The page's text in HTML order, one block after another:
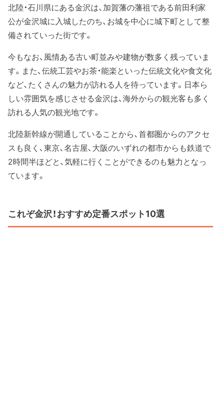
北陸・石川県にある金沢は、加賀藩の藩祖である前田利家
公が金沢城に入城したのち、お城を中心に城下町として整
備されていった街です。
今もなお、風情ある古い町並みや建物が数多く残っていま
す。また、伝統工芸やお茶・能楽といった伝統文化や食文化
など、たくさんの魅力が訪れる人を待っています。日本ら
しい雰囲気を感じさせる金沢は、海外からの観光客も多く
訪れる人気の観光地です。
北陸新幹線が開通していることから、首都圏からのアクセ
スも良く、東京、名古屋、大阪のいずれの都市からも鉄道で
2時間半ほどと、気軽に行くことができるのも魅力となっ
ています。
これぞ金沢！おすすめ定番スポット10選